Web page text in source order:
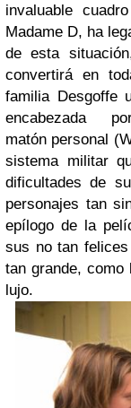
invaluable
Madame D, ha
de esta
convertirá en
familia Desgoffe
encabezada
matón personal
sistema militar
dificultades de
personajes tan
epílogo de la
sus no tan
tan grande,
lujo.